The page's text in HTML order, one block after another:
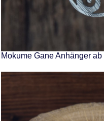
Mokume Gane Anhänger